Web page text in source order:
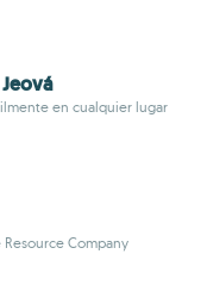
en cualquier lugar
Company